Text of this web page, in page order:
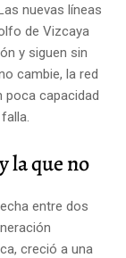
nuevas líneas
de Vizcaya
y siguen sin
cambie, la red
poca capacidad
la que no
entre dos
creció a una